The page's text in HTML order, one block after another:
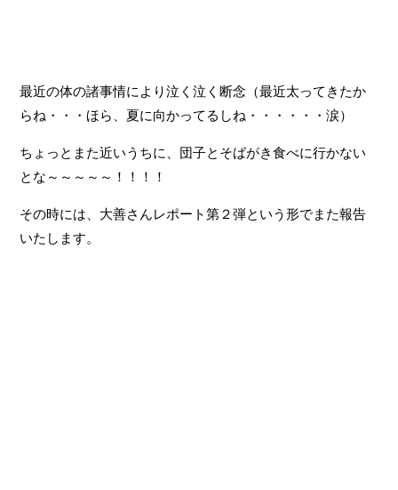
最近の体の諸事情により泣く泣く断念（最近太ってきたか
らね・・・ほら、夏に向かってるしね・・・・・・涙）
ちょっとまた近いうちに、団子とそばがき食べに行かない
とな～～～～～！！！！
その時には、大善さんレポート第２弾という形でまた報告
いたします。